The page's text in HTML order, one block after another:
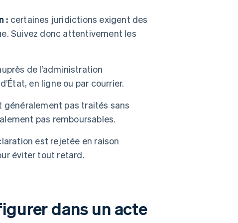
: certaines juridictions exigent des
Suivez donc attentivement les
de l’administration
en ligne ou par courrier.
généralement pas traités sans
pas remboursables.
est rejetée en raison
éviter tout retard.
dans un acte